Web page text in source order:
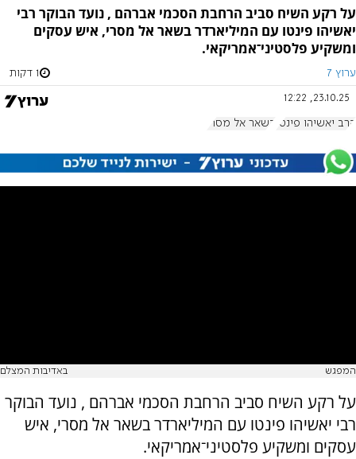
על רקע השיח סביב הרחבת הסכמי אברהם , נועד הבוקר רבי
יאשיהו פינטו עם המיליארדר בשאר אל מסרי, איש עסקים
ומשקיע פלסטיני־אמריקאי.
ערוץ 7 1 דקות
23.10.25, 12:22
הרב יאשיהו פינטו בשאר אל מסרי
המפגש באדיבות המצלם
על רקע השיח סביב הרחבת הסכמי אברהם , נועד הבוקר
רבי יאשיהו פינטו עם המיליארדר בשאר אל מסרי, איש
עסקים ומשקיע פלסטיני־אמריקאי.